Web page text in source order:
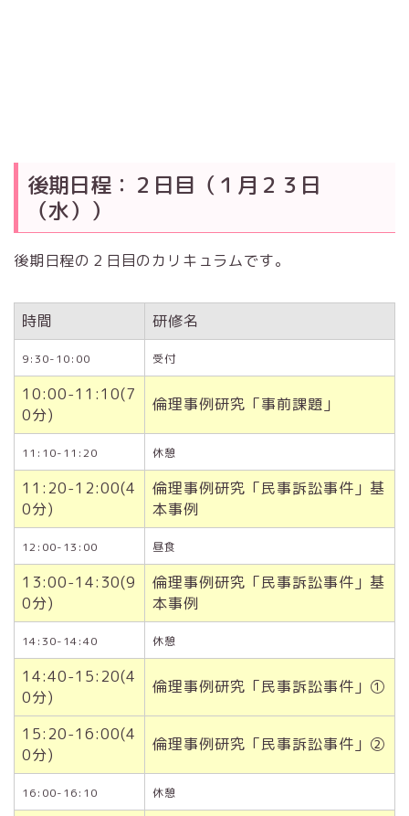
後期日程：２日目（１月２３日
（水））
後期日程の２日目のカリキュラムです。
時間 研修名
9:30-10:00 受付
10:00-11:10(7
0分)
倫理事例研究「事前課題」
11:10-11:20 休憩
11:20-12:00(4
0分)
倫理事例研究「民事訴訟事件」基
本事例
12:00-13:00 昼食
13:00-14:30(9
0分)
倫理事例研究「民事訴訟事件」基
本事例
14:30-14:40 休憩
14:40-15:20(4
0分)
倫理事例研究「民事訴訟事件」①
15:20-16:00(4
0分)
倫理事例研究「民事訴訟事件」②
16:00-16:10 休憩